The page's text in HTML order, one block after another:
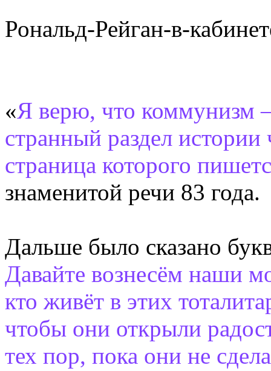
Рональд-Рейган-в-
«Я верю, что коммунизм
странный раздел истории
страница которого
знаменитой речи 83 года.
Дальше было сказано
Давайте вознесём наши
кто живёт в этих
чтобы они открыли
тех пор, пока они не